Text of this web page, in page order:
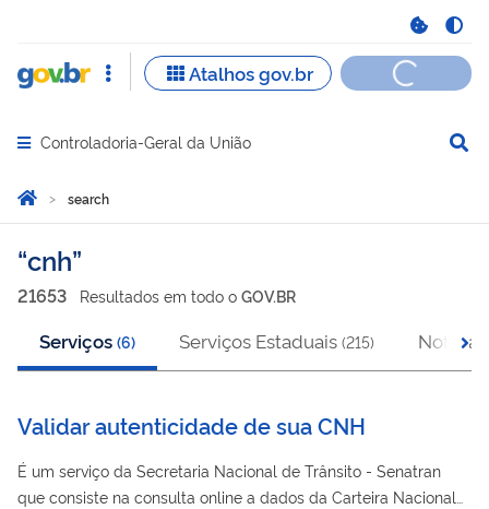
Abrir menu principal de navegação
Controladoria-Geral da União
Você está aqui:
Homesearch
search
cnh
21653 Resultados em todo o GOV.BR
Serviços (6) Serviços Estaduais (215) Notícias
Validar autenticidade de sua CNH
É um serviço da Secretaria Nacional de Trânsito - Senatran
que consiste na consulta online a dados da Carteira Nacional